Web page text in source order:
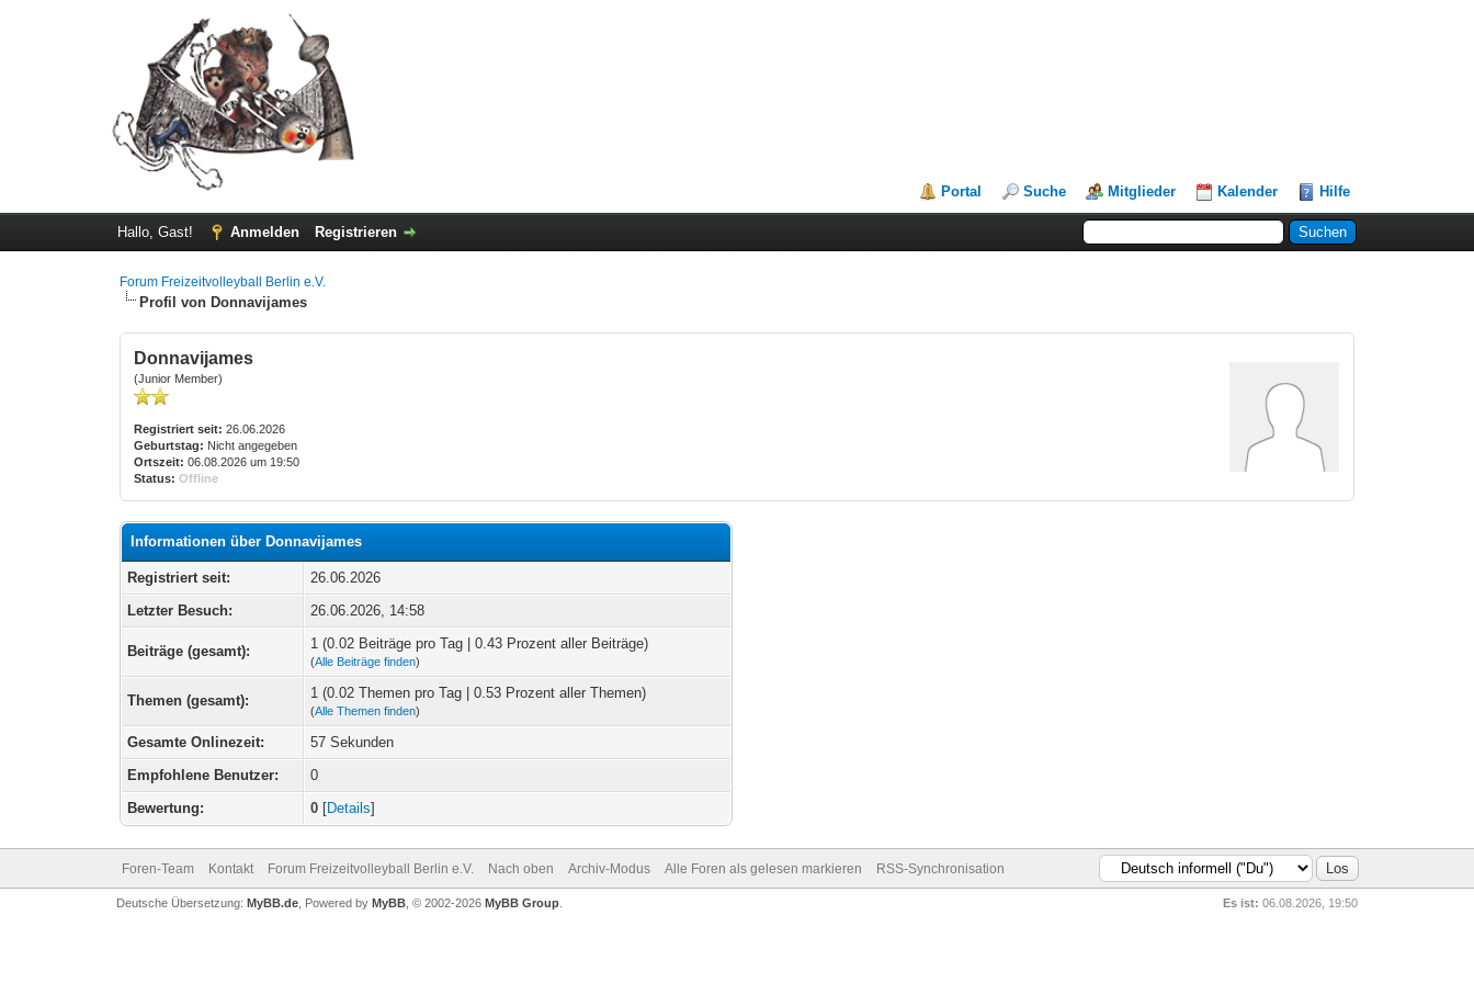
Portal Suche Mitglieder Kalender Hilfe
Hallo, Gast! Anmelden Registrieren
Forum Freizeitvolleyball Berlin e.V.
Profil von Donnavijames
Donnavijames
(Junior Member)
Registriert seit: 26.06.2026
Geburtstag: Nicht angegeben
Ortszeit: 06.08.2026 um 19:50
Status: Offline
Informationen über Donnavijames
Registriert seit:
26.06.2026
Letzter Besuch:
26.06.2026, 14:58
Beiträge (gesamt): 1 (0.02 Beiträge pro Tag | 0.43 Prozent aller Beiträge)
(Alle Beiträge finden)
Themen (gesamt): 1 (0.02 Themen pro Tag | 0.53 Prozent aller Themen)
(Alle Themen finden)
Gesamte Onlinezeit:
57 Sekunden
Empfohlene Benutzer:
0
Bewertung:
0 [Details]
Foren-Team Kontakt Forum Freizeitvolleyball Berlin e.V. Nach oben Archiv-Modus Alle Foren als gelesen markieren RSS-Synchronisation
Es ist: 06.08.2026, 19:50
Deutsche Übersetzung: MyBB.de, Powered by MyBB, © 2002-2026 MyBB Group.